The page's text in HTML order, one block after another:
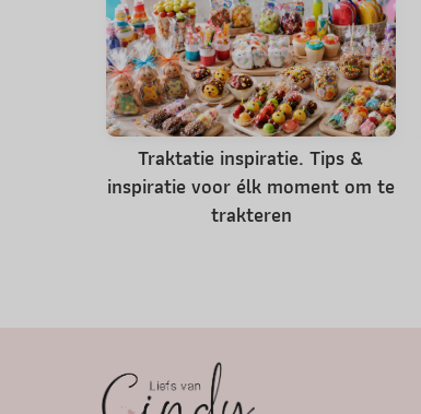
Traktatie inspiratie. Tips &
inspiratie voor élk moment om te
trakteren